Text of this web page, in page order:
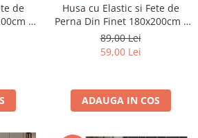
de
-
Husa cu Elastic si Fete de
Perna Din Finet 180x200cm -
Many Flowers
89,00 Lei
59,00 Lei
ADAUGA IN COS